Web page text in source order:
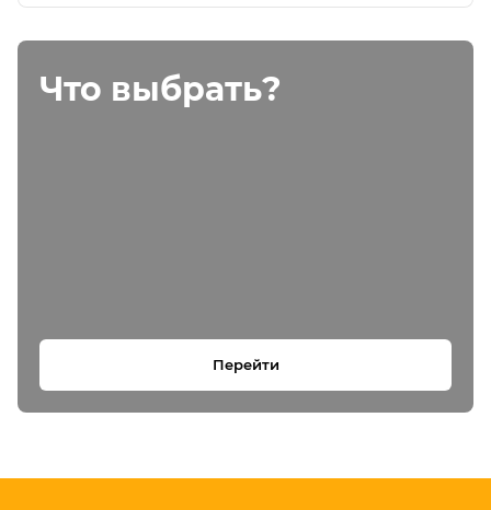
Что выбрать?
Перейти